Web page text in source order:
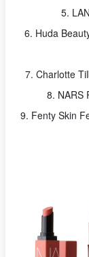
5.
6. Huda
7. Charlotte
8. NARS
9. Fenty Skin